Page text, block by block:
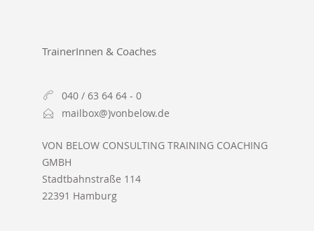
TrainerInnen & Coaches
040 / 63 64 64 - 0
mailbox@)vonbelow.de
VON BELOW CONSULTING TRAINING COACHING
GMBH
Stadtbahnstraße 114
22391 Hamburg